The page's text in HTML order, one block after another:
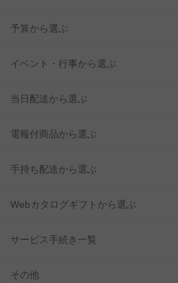
予算から選ぶ
イベント・行事から選ぶ
当日配送から選ぶ
電報付商品から選ぶ
手持ち配送から選ぶ
Webカタログギフトから選ぶ
サービス手続き一覧
その他